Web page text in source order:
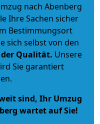
nach Abenberg
Ihre Sachen sicher
Bestimmungsort
sich selbst von den
Qualität. Unsere
Sie garantiert
sind, Ihr Umzug
wartet auf Sie!